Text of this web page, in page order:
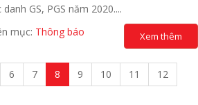
GS, PGS năm 2020....
mục: Thông báo Xem thêm
6 7 8 9 10 11
12